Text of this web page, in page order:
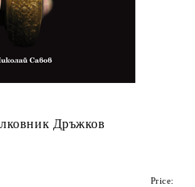
Дръжков
Price: